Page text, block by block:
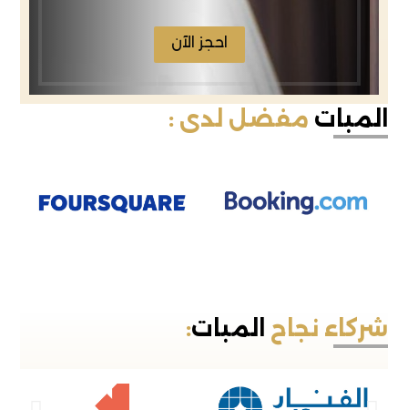
احجز الآن
المبات مفضل لدى :
شركاء نجاح المبات: